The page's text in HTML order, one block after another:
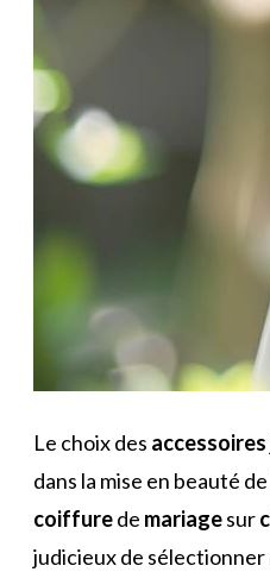
Le choix des accessoires
dans la mise en beauté de
coiffurede mariagesur
judicieux de sélectionner